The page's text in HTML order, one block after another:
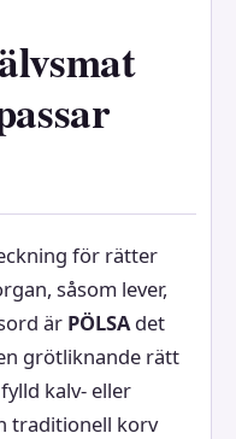
för rätter
såsom lever,
är PÖLSAdet
grötliknande rätt
kalv- eller
traditionell korv